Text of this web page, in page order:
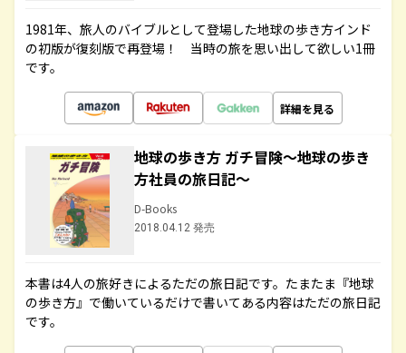
1981年、旅人のバイブルとして登場した地球の歩き方インド
の初版が復刻版で再登場！ 当時の旅を思い出して欲しい1冊
です。
詳細を見る
地球の歩き方 ガチ冒険～地球の歩き
方社員の旅日記～
D-Books
2018.04.12 発売
本書は4人の旅好きによるただの旅日記です。たまたま『地球
の歩き方』で働いているだけで書いてある内容はただの旅日記
です。